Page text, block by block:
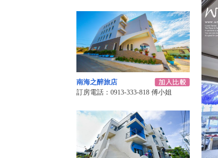
南海之醉旅店
訂房電話：0913-333-818 傅小姐